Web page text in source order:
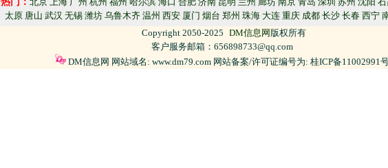
太原 唐山 武汉 无锡 潍坊 乌鲁木齐 温州 西安 厦门 烟台 郑州 珠海 大连 重庆 成都 长沙 长春 西宁
Copyright 2050-2025 DM信息网 版权所有
客户服务邮箱：656898733@qq.com
DM信息网 网站域名: www.dm79.com 网站备案/许可证编号为: 桂ICP备11002991